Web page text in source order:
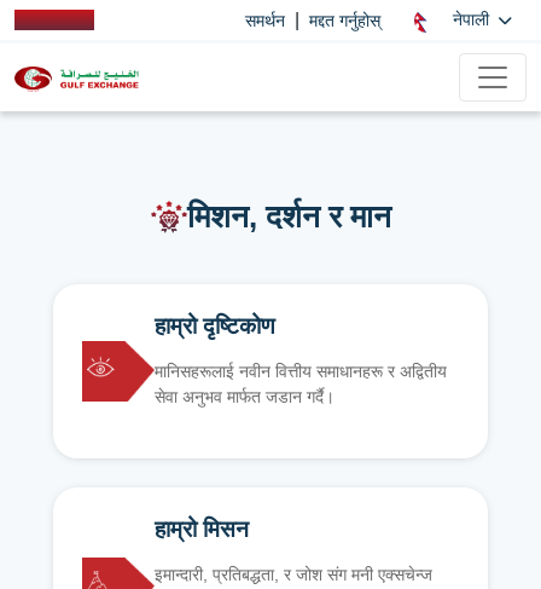
समर्थन मद्दत गर्नुहोस् नेपाली
मिशन, दर्शन र मान
हाम्रो दृष्टिकोण
मानिसहरूलाई नवीन वित्तीय समाधानहरू र अद्वितीय
सेवा अनुभव मार्फत जडान गर्दै।
हाम्रो मिसन
इमान्दारी, प्रतिबद्धता, र जोश संग मनी एक्सचेन्ज